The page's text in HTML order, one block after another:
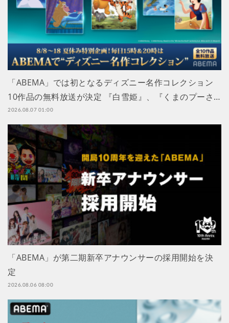
「ABEMA」では初となるディズニー名作コレクション
10作品の無料放送が決定 『白雪姫』、『くまのプーさ…
2026.08.07 01:00
「ABEMA」が第二期新卒アナウンサーの採用開始を決
定
2026.08.06 08:00